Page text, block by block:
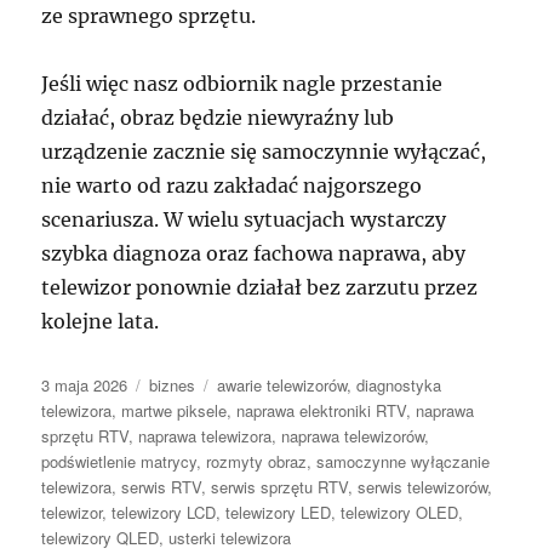
ze sprawnego sprzętu.
Jeśli więc nasz odbiornik nagle przestanie
działać, obraz będzie niewyraźny lub
urządzenie zacznie się samoczynnie wyłączać,
nie warto od razu zakładać najgorszego
scenariusza. W wielu sytuacjach wystarczy
szybka diagnoza oraz fachowa naprawa, aby
telewizor ponownie działał bez zarzutu przez
kolejne lata.
Data
publikacji
3 maja 2026 Kategorie
biznes Tagi
awarie telewizorów,diagnostyka
telewizora, martwe piksele, naprawa elektroniki RTV, naprawa
sprzętu RTV, naprawa telewizora, naprawa telewizorów,
podświetlenie matrycy, rozmyty obraz,samoczynne wyłączanie
telewizora,serwis RTV,serwis sprzętu RTV,serwis telewizorów,
telewizor,telewizory LCD,telewizory LED,telewizory OLED,
telewizory QLED, usterki telewizora